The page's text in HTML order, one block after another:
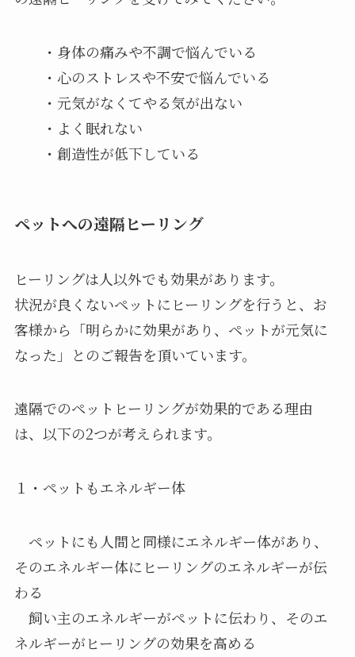
・身体の痛みや不調で悩んでいる
・心のストレスや不安で悩んでいる
・元気がなくてやる気が出ない
・よく眠れない
・創造性が低下している
ペットへの遠隔ヒーリング
ヒーリングは人以外でも効果があります。
状況が良くないペットにヒーリングを行うと、お
客様から「明らかに効果があり、ペットが元気に
なった」とのご報告を頂いています。
遠隔でのペットヒーリングが効果的である理由
は、以下の2つが考えられます。
１・ペットもエネルギー体
ペットにも人間と同様にエネルギー体があり、
そのエネルギー体にヒーリングのエネルギーが伝
わる
飼い主のエネルギーがペットに伝わり、そのエ
ネルギーがヒーリングの効果を高める